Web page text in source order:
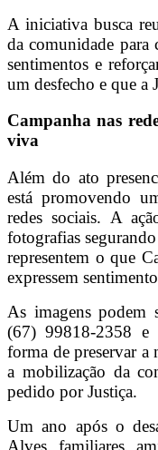
A iniciativa busca
da comunidade para
sentimentos e
um desfecho e que a
Campanha nas
viva
Além do ato
está promovendo
redes sociais. A
fotografias
representem o que
expressem
As imagens podem
(67) 99818-2358 e
forma de preservar a
a mobilização da
pedido por Justiça.
Um ano após o
Alves, familiares,